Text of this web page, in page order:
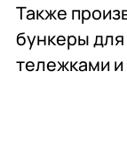
Также
бункеры
тележками